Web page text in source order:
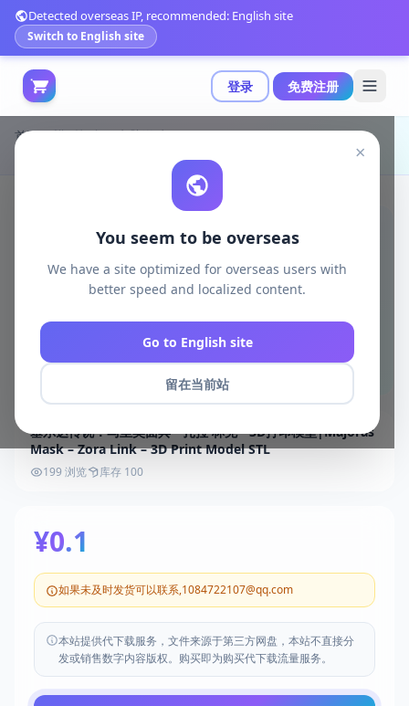
登录 免费注册
Detected overseas IP, recommended: English site
Switch to English site
×
You seem to be overseas
We have a site optimized for overseas users with
better speed and localized content.
Go to English site
留在当前站
首页 模型打印
电脑游戏
塞尔达传说：马里奥面具 - 扎拉·林克 - 3D打印模型|Majoras
Mask – Zora Link – 3D Print Model STL
199 浏览 库存 100
¥0.1
如果未及时发货可以联系,1084722107@qq.com
本站提供代下载服务，文件来源于第三方网盘，本站不直接分
发或销售数字内容版权。购买即为购买代下载流量服务。